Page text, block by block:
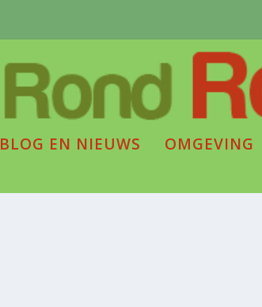
BLOG EN NIEUWS OMGEVING